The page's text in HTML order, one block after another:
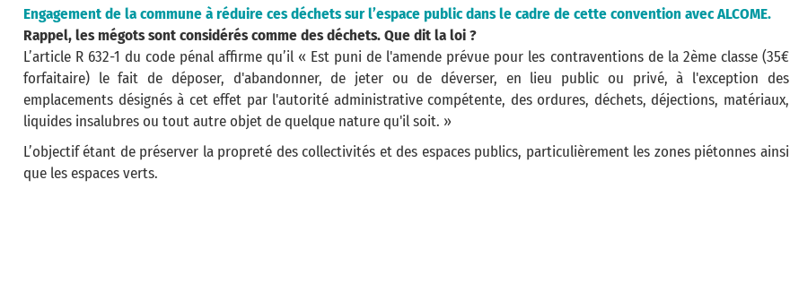
Engagement de la commune à réduire ces déchets sur l’espace public dans le cadre de cette convention avec ALCOME.
Rappel, les mégots sont considérés comme des déchets. Que dit la loi ?
L’article R 632-1 du code pénal affirme qu’il « Est puni de l'amende prévue pour les contraventions de la 2ème classe (35€
forfaitaire) le fait de déposer, d'abandonner, de jeter ou de déverser, en lieu public ou privé, à l'exception des
emplacements désignés à cet effet par l'autorité administrative compétente, des ordures, déchets, déjections, matériaux,
liquides insalubres ou tout autre objet de quelque nature qu'il soit. »
L’objectif étant de préserver la propreté des collectivités et des espaces publics, particulièrement les zones piétonnes ainsi
que les espaces verts.